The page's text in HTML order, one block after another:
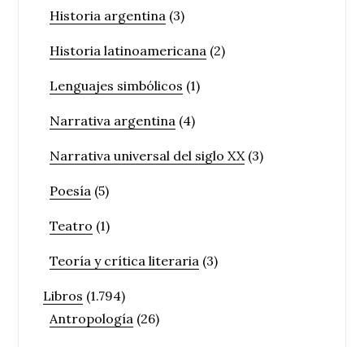
Historia argentina (3)
Historia latinoamericana (2)
Lenguajes simbólicos (1)
Narrativa argentina (4)
Narrativa universal del siglo XX(3)
Poesía (5)
Teatro (1)
Teoría y crítica literaria (3)
Libros (1.794)
Antropología (26)